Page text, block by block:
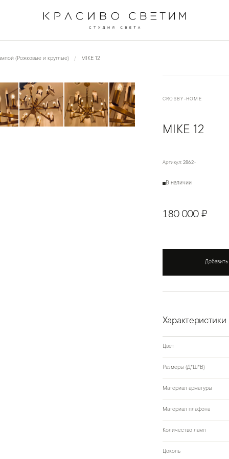
(Рожковые и круглые) MIKE 12
← 1/11
CROSBY-HOME
MIKE 12
Артикул: 2862-
В наличии
180 000 ₽
Характеристики
Цвет
Размеры (Д*Ш*В)
Материал арматуры
Материал плафона
Количество ламп
Цоколь